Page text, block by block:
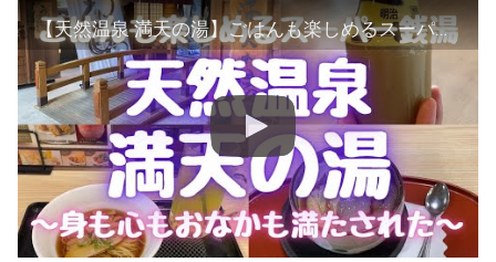
【天然温泉 満天の湯】ごはんも楽しめるスーパー銭湯〜身も心もおなかも満たされた〜